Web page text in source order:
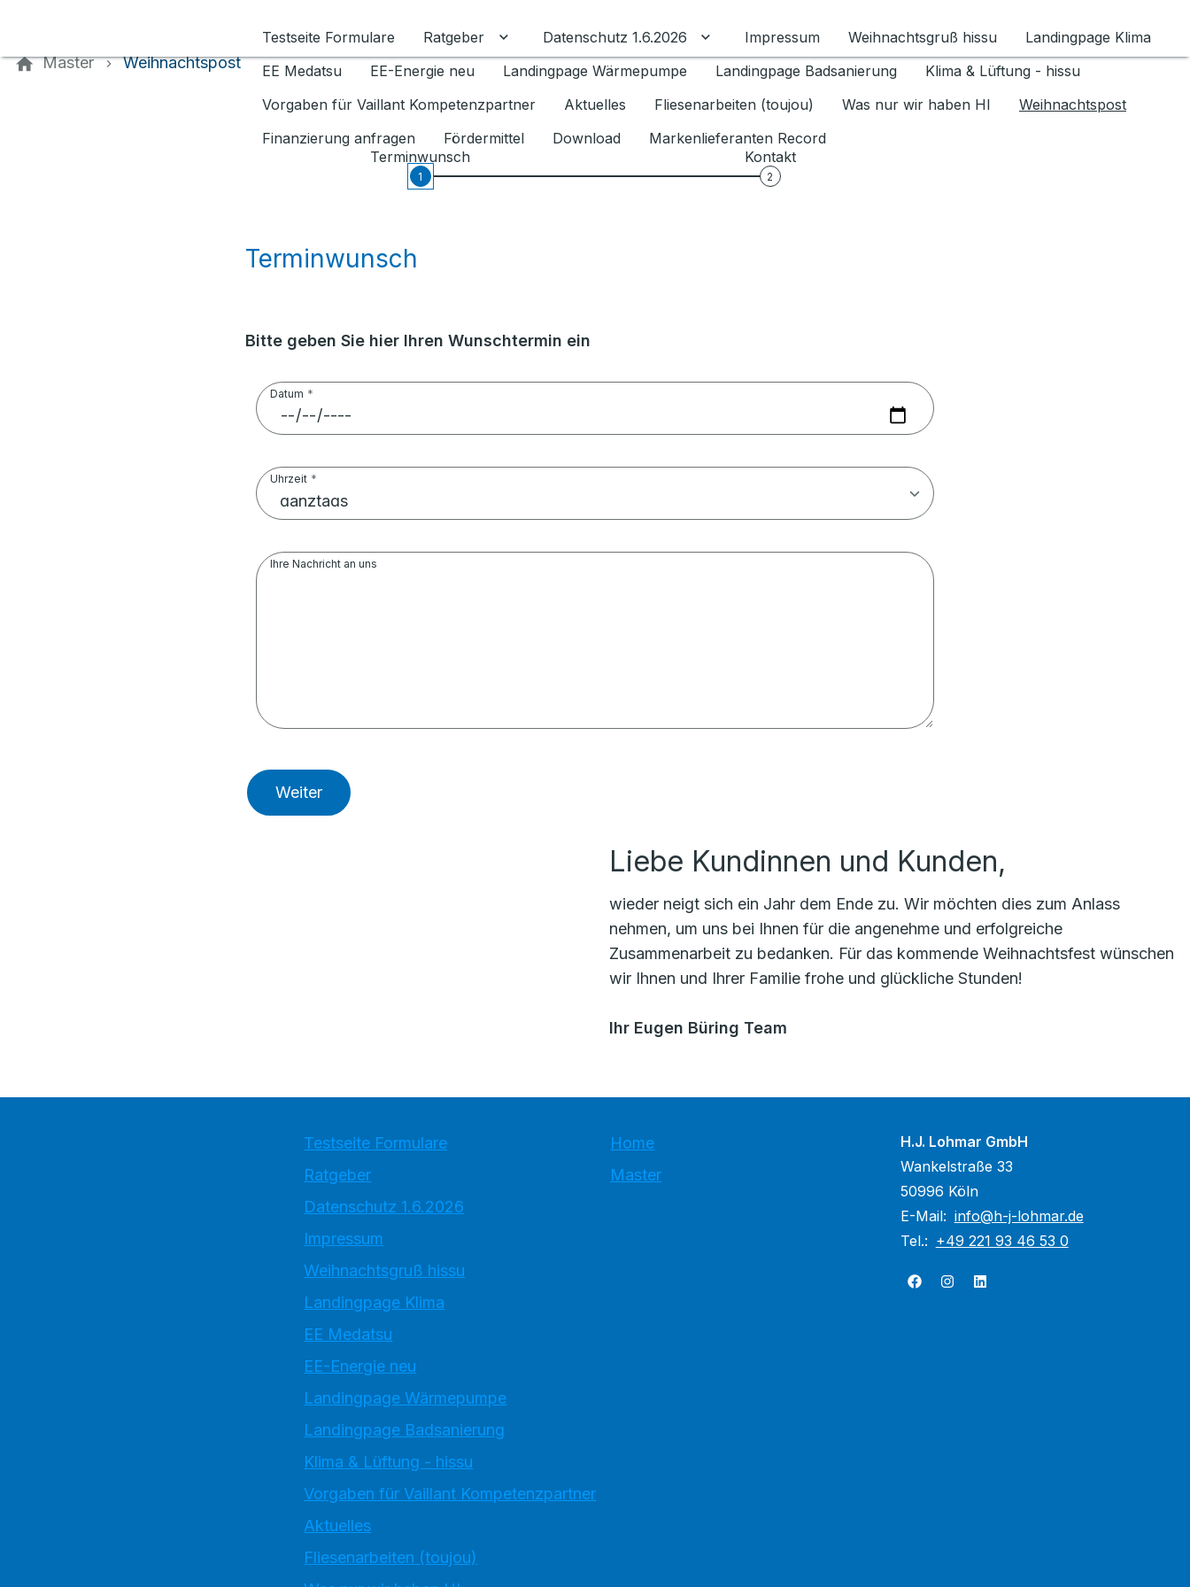
Testseite Formulare
Ratgeber Untermenü für Ratgeber umschalten
Datenschutz 1.6.2026 Untermenü für Datenschutz 1.6.2026 umschalten
Impressum Weihnachtsgruß hissu
Landingpage Klima
EE Medatsu
EE-Energie neu Landingpage Wärmepumpe Landingpage Badsanierung
Klima & Lüftung - hissu
Vorgaben für Vaillant Kompetenzpartner
Aktuelles Fliesenarbeiten (toujou) Was nur wir haben HI
Weihnachtspost
Finanzierung anfragen
Fördermittel Download Markenlieferanten Record
Master Weihnachtspost
Terminwunsch
1
Kontakt
2
Terminwunsch
Bitte geben Sie hier Ihren Wunschtermin ein
Datum
Uhrzeit
Ihre Nachricht an uns
Weiter
Liebe Kundinnen und Kunden,
wieder neigt sich ein Jahr dem Ende zu. Wir möchten dies zum Anlass
nehmen, um uns bei Ihnen für die angenehme und erfolgreiche
Zusammenarbeit zu bedanken. Für das kommende Weihnachtsfest wünschen
wir Ihnen und Ihrer Familie frohe und glückliche Stunden!
Ihr Eugen Büring Team
Testseite Formulare
Ratgeber
Datenschutz 1.6.2026
Impressum
Weihnachtsgruß hissu
Landingpage Klima
EE Medatsu
EE-Energie neu
Landingpage Wärmepumpe
Landingpage Badsanierung
Klima & Lüftung - hissu
Vorgaben für Vaillant Kompetenzpartner
Aktuelles
Fliesenarbeiten (toujou)
Home
Master
H.J. Lohmar GmbH
Wankelstraße 33
50996 Köln
E-Mail: info@h-j-lohmar.de
Tel.: +49 221 93 46 53 0